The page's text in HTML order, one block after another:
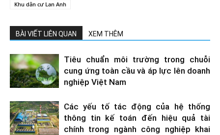
Khu dân cư Lan Anh
BÀI VIẾT LIÊN QUAN XEM THÊM
Tiêu chuẩn môi trường trong chuỗi
cung ứng toàn cầu và áp lực lên doanh
nghiệp Việt Nam
Các yếu tố tác động của hệ thống
thông tin kế toán đến hiệu quả tài
chính trong ngành công nghiệp khai